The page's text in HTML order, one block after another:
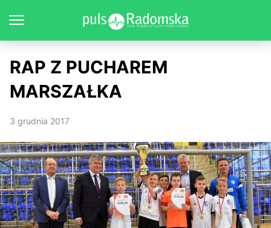
RAP Z PUCHAREM
MARSZAŁKA
3 grudnia 2017